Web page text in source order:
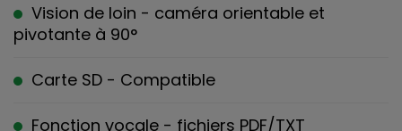
Vision de loin - caméra orientable et
pivotante à 90°
Carte SD - Compatible
Fonction vocale - fichiers PDF/TXT